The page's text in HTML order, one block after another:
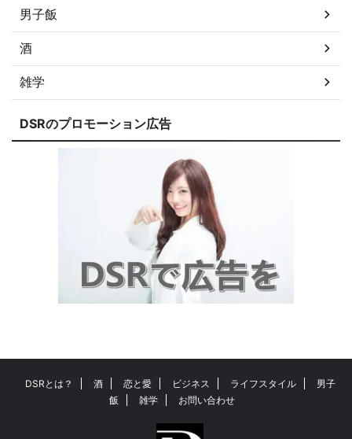
男子飯
酒
雑学
DSRのプロモーション広告
DSRとは？ 酒 恋と愛 ビジネス ライフスタイル
男子
飯
雑学 お問い合わせ